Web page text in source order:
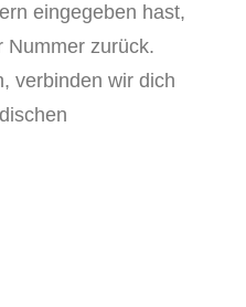
eingegeben hast,
Nummer zurück.
verbinden wir dich